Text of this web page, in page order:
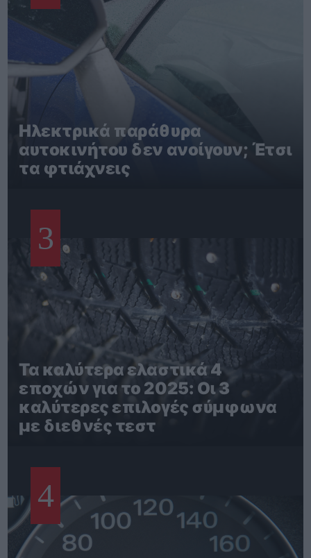
Ηλεκτρικά παράθυρα
αυτοκινήτου δεν ανοίγουν; Έτσι
τα φτιάχνεις
3
Τα καλύτερα ελαστικά 4
εποχών για το 2025: Οι 3
καλύτερες επιλογές σύμφωνα
με διεθνές τεστ
4